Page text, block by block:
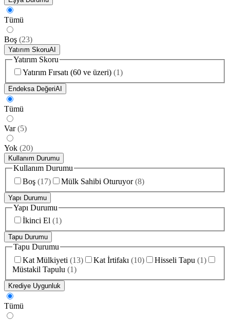
Tümü
Boş (23)
Yatırım SkoruAI
Yatırım Skoru
Yatırım Fırsatı (60 ve üzeri) (1)
Endeksa DeğeriAI
Tümü
Var (5)
Yok (20)
Kullanım Durumu
Kullanım Durumu
Boş (17) Mülk Sahibi Oturuyor (8)
Yapı Durumu
Yapı Durumu
İkinci El (1)
Tapu Durumu
Tapu Durumu
Kat Mülkiyeti (13) Kat İrtifakı (10) Hisseli Tapu (1)
Müstakil Tapulu (1)
Krediye Uygunluk
Tümü